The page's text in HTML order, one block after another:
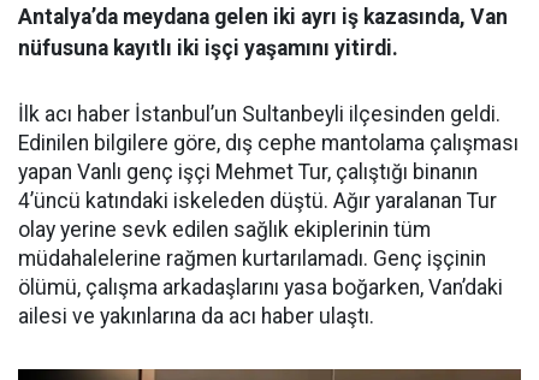
Antalya’da meydana gelen iki ayrı iş kazasında, Van
nüfusuna kayıtlı iki işçi yaşamını yitirdi.
İlk acı haber İstanbul’un Sultanbeyli ilçesinden geldi.
Edinilen bilgilere göre, dış cephe mantolama çalışması
yapan Vanlı genç işçi Mehmet Tur, çalıştığı binanın
4’üncü katındaki iskeleden düştü. Ağır yaralanan Tur
olay yerine sevk edilen sağlık ekiplerinin tüm
müdahalelerine rağmen kurtarılamadı. Genç işçinin
ölümü, çalışma arkadaşlarını yasa boğarken, Van’daki
ailesi ve yakınlarına da acı haber ulaştı.